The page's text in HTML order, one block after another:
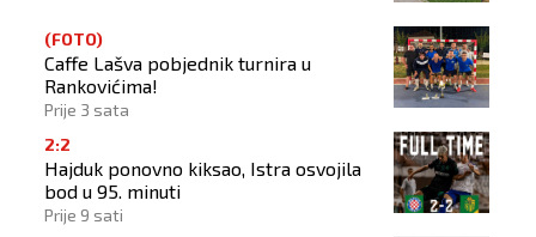
(FOTO)
Caffe Lašva pobjednik turnira u
Rankovićima!
Prije 3 sata
2:2
Hajduk ponovno kiksao, Istra osvojila
bod u 95. minuti
Prije 9 sati